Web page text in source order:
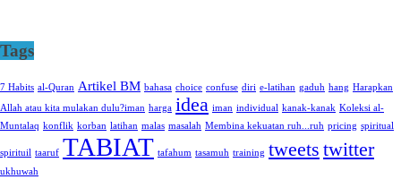
Tags
7 Habits al-Quran Artikel BM bahasa choice confuse diri e-latihan gaduh hang Harapkan
Allah atau kita mulakan dulu?iman harga idea iman individual kanak-kanak Koleksi al-
Muntalaq konflik korban latihan malas masalah Membina kekuatan ruh...ruh pricing spiritual
spirituil taaruf TABIAT tafahum tasamuh training tweets twitter
ukhuwah